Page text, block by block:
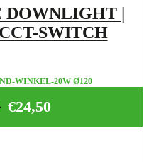
|
SWITCH
WINKEL-20W Ø120
€24,50